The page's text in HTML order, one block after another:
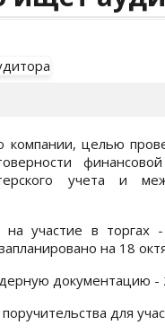
целью
учета и
на участие в
на 18
документацию -
для